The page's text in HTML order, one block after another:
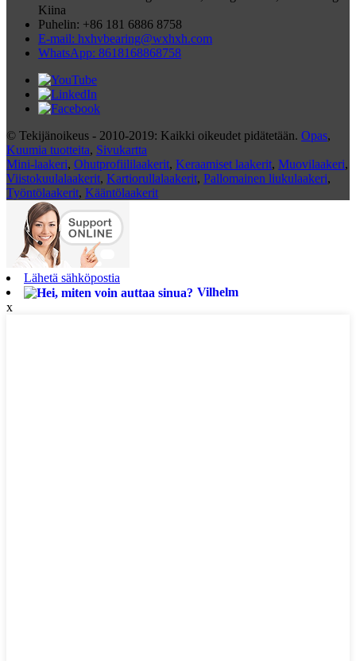
Kiina
Puhelin: +86 181 6886 8758
E-mail: hxhvbearing@wxhxh.com
WhatsApp: 8618168868758
© Tekijänoikeus - 2010-2019: Kaikki oikeudet pidätetään. Opas,
Kuumia tuotteita, Sivukartta
Mini-laakeri, Ohutprofiililaakerit, Keraamiset laakerit, Muovilaakeri,
Viistokuulalaakerit, Kartiorullalaakerit, Pallomainen liukulaakeri,
Työntölaakerit, Kääntölaakerit
Lähetä sähköpostia
Vilhelm
x